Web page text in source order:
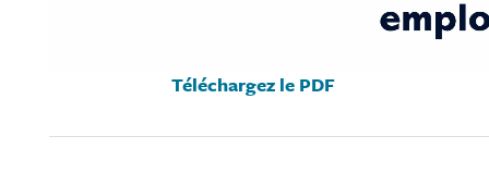
Téléchargez le PDF